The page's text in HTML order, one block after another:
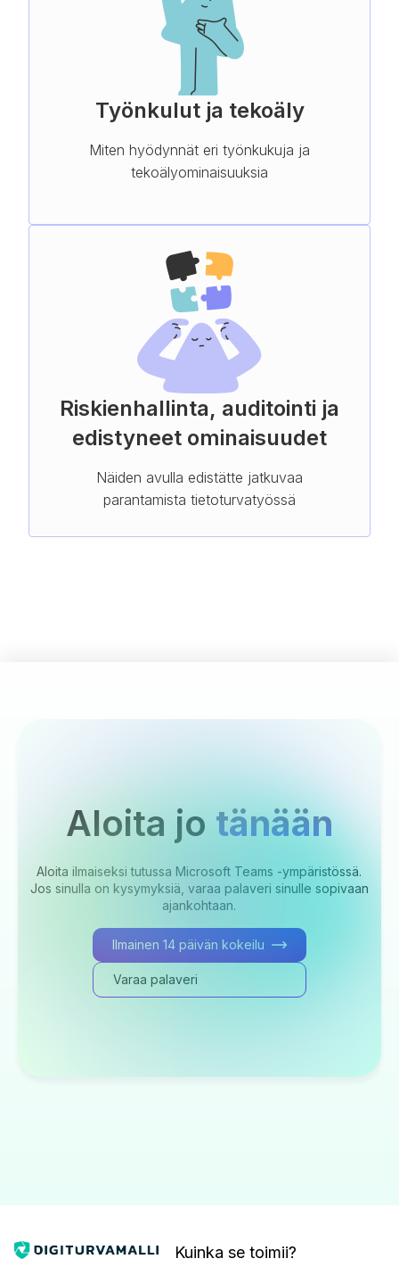
Työnkulut ja tekoäly
Miten hyödynnät eri työnkukuja ja
tekoälyominaisuuksia
Riskienhallinta, auditointi ja
edistyneet ominaisuudet
Näiden avulla edistätte jatkuvaa
parantamista tietoturvatyössä
Aloita jo tänään
Aloita ilmaiseksi tutussa Microsoft Teams -ympäristössä.
Jos sinulla on kysymyksiä, varaa palaveri sinulle sopivaan
ajankohtaan.
Ilmainen 14 päivän kokeilu
Varaa palaveri
Kuinka se toimii?